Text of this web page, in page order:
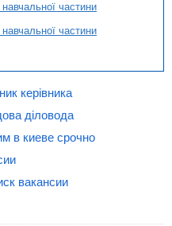
частини
частини
керівника
діловода
в киеве срочно
вакансии